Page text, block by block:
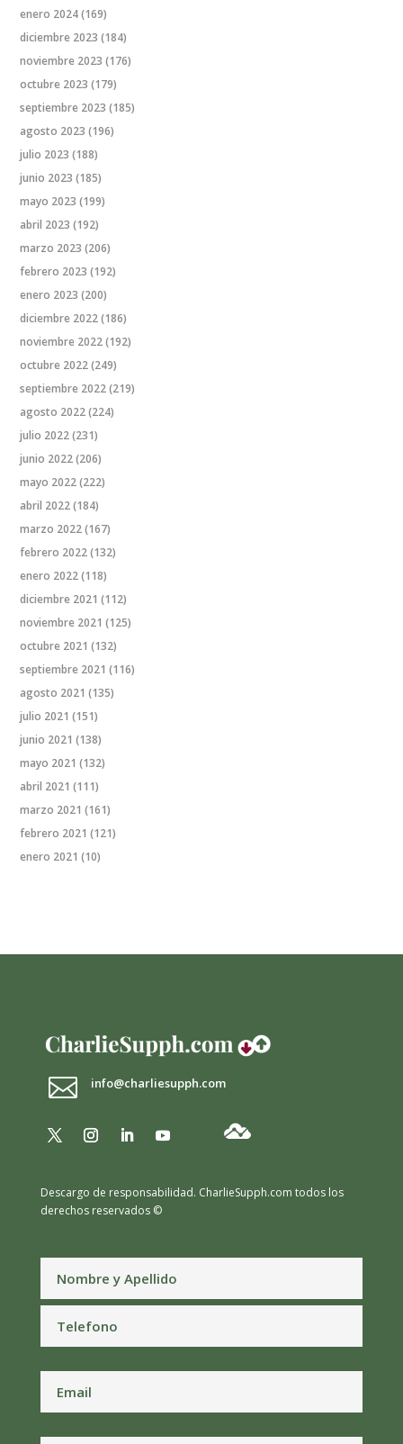
enero 2024(169)
diciembre 2023 (184)
noviembre 2023 (176)
octubre 2023 (179)
septiembre 2023 (185)
agosto 2023 (196)
julio 2023 (188)
junio 2023 (185)
mayo 2023 (199)
abril 2023 (192)
marzo 2023 (206)
febrero 2023 (192)
enero 2023 (200)
diciembre 2022(186)
noviembre 2022(192)
octubre 2022(249)
septiembre 2022(219)
agosto 2022(224)
julio 2022(231)
junio 2022(206)
mayo 2022(222)
abril 2022(184)
marzo 2022(167)
febrero 2022(132)
enero 2022(118)
diciembre 2021 (112)
noviembre 2021 (125)
octubre 2021 (132)
septiembre 2021 (116)
agosto 2021 (135)
julio 2021 (151)
junio 2021 (138)
mayo 2021 (132)
abril 2021 (111)
marzo 2021 (161)
febrero 2021 (121)
enero 2021 (10)
 info@charliesupph.com
Descargo de responsabilidad. CharlieSupph.com todos los
derechos reservados ©